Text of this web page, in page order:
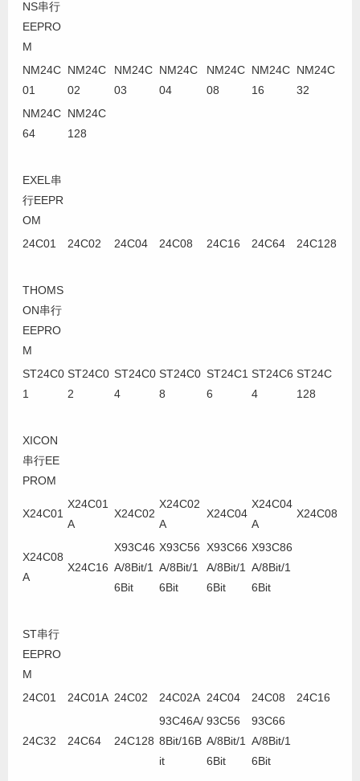
NS串行
EEPRO
M
NM24C
01
NM24C
02
NM24C
03
NM24C
04
NM24C
08
NM24C
16
NM24C
32
NM24C
64
NM24C
128
EXEL串
行EEPR
OM
24C01
24C02 24C04 24C08 24C16 24C64 24C128
THOMS
ON串行
EEPRO
M
ST24C0
1
ST24C0
2
ST24C0
4
ST24C0
8
ST24C1
6
ST24C6
4
ST24C
128
XICON
串行EE
PROM
X24C01
X24C01
A
X24C02
X24C02
A
X24C04
X24C04
A
X24C08
X24C08
A
X24C16
X93C46
A/8Bit/1
6Bit
X93C56
A/8Bit/1
6Bit
X93C66
A/8Bit/1
6Bit
X93C86
A/8Bit/1
6Bit
ST串行
EEPRO
M
24C01
24C01A 24C02 24C02A 24C04 24C08 24C16
24C32 24C64 24C128
93C46A/
8Bit/16B
it
93C56
A/8Bit/1
6Bit
93C66
A/8Bit/1
6Bit